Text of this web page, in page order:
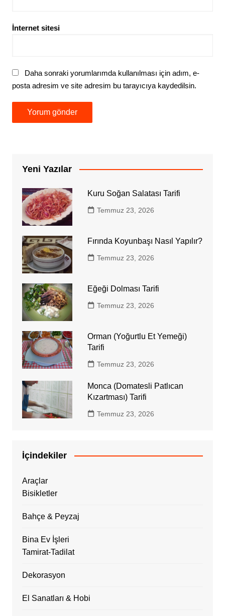
İnternet sitesi
Daha sonraki yorumlarımda kullanılması için adım, e-
posta adresim ve site adresim bu tarayıcıya kaydedilsin.
Yeni Yazılar
Kuru Soğan Salatası Tarifi
Temmuz 23, 2026
Fırında Koyunbaşı Nasıl Yapılır?
Temmuz 23, 2026
Eğeği Dolması Tarifi
Temmuz 23, 2026
Orman (Yoğurtlu Et Yemeği)
Tarifi
Temmuz 23, 2026
Monca (Domatesli Patlıcan
Kızartması) Tarifi
Temmuz 23, 2026
İçindekiler
Araçlar
Bisikletler
Bahçe & Peyzaj
Bina Ev İşleri
Tamirat-Tadilat
Dekorasyon
El Sanatları & Hobi